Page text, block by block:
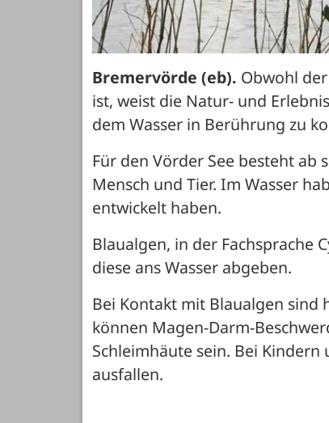
Bremervörde (eb). Obwohl
ist, weist die Natur- und
dem Wasser in Berührung zu
Für den Vörder See besteht
Mensch und Tier. Im Wasser
entwickelt haben.
Blaualgen, in der Fachsprache
diese ans Wasser abgeben.
Bei Kontakt mit Blaualgen sind
können Magen-Darm-
Schleimhäute sein. Bei
ausfallen.